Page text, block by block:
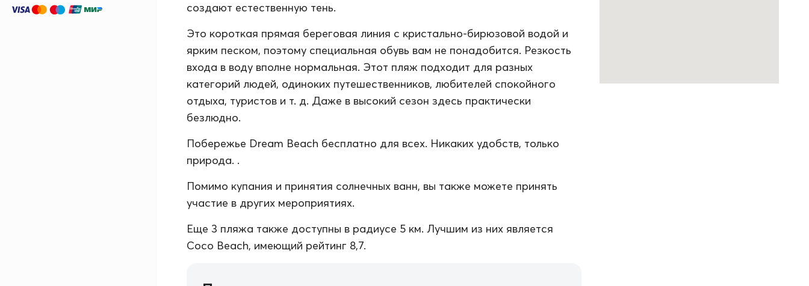
создают естественную тень.
Это короткая прямая береговая линия с кристально-бирюзовой водой и
ярким песком, поэтому специальная обувь вам не понадобится. Резкость
входа в воду вполне нормальная. Этот пляж подходит для разных
категорий людей, одиноких путешественников, любителей спокойного
отдыха, туристов и т. д. Даже в высокий сезон здесь практически
безлюдно.
Побережье Dream Beach бесплатно для всех. Никаких удобств, только
природа. .
Помимо купания и принятия солнечных ванн, вы также можете принять
участие в других мероприятиях.
Еще 3 пляжа также доступны в радиусе 5 км. Лучшим из них является
Coco Beach, имеющий рейтинг 8,7.